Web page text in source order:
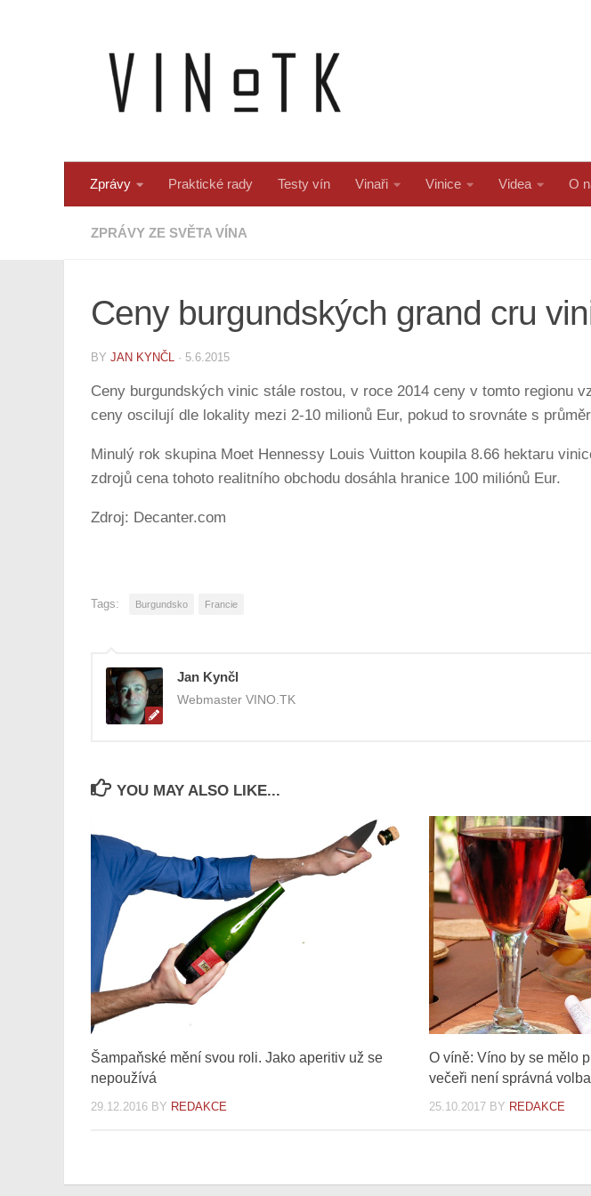
Zprávy Praktické rady Testy vín Vinaři Vinice Videa O
ZPRÁVY ZE SVĚTA VÍNA
Ceny burgundských grand cru
BY JAN KYNČL · 5.6.2015
Ceny burgundských vinic stále rostou, v roce 2014 ceny v tomto regionu
ceny oscilují dle lokality mezi 2-10 milionů Eur, pokud to srovnáte s
Minulý rok skupina Moet Hennessy Louis Vuitton koupila 8.66 hektaru
zdrojů cena tohoto realitního obchodu dosáhla hranice 100 miliónů Eur.
Zdroj: Decanter.com
Tags: Burgundsko Francie
Jan Kynčl
Webmaster VINO.TK
YOU MAY ALSO LIKE...
Šampaňské mění svou roli. Jako aperitiv už se
nepoužívá
29.12.2016 BY REDAKCE
O víně: Víno by se mělo
večeři není správná volba
25.10.2017BY REDAKCE